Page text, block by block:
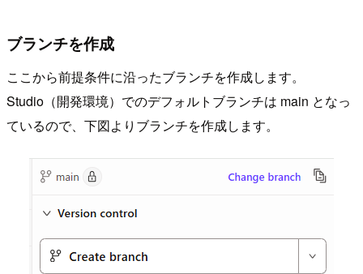
ブランチを作成
ここから前提条件に沿ったブランチを作成します。
Studio（開発環境）でのデフォルトブランチは main となっ
ているので、下図よりブランチを作成します。